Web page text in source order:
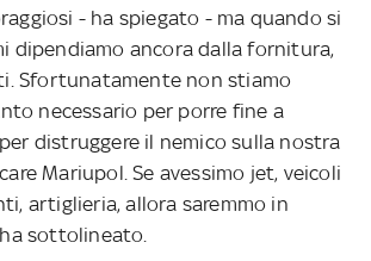
- ha spiegato - ma quando si
dipendiamo ancora dalla fornitura,
Sfortunatamente non stiamo
necessario per porre fine a
distruggere il nemico sulla nostra
Mariupol. Se avessimo jet, veicoli
artiglieria, allora saremmo in
sottolineato.